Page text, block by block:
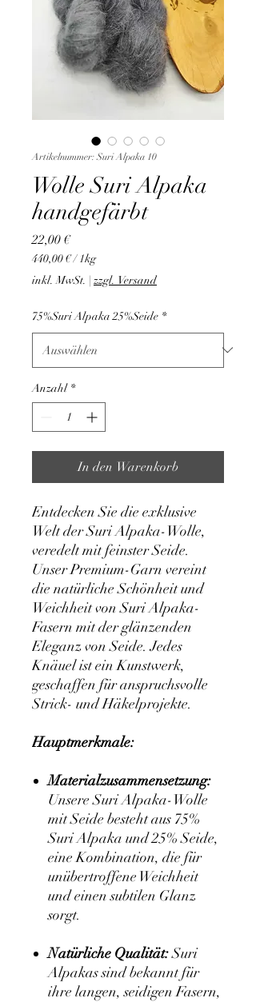
Artikelnummer: Suri Alpaka 10
Wolle Suri Alpaka
handgefärbt
22,00 €Preis
440,00 €/1kg
440,00 €
pro
Kilogramm
inkl. MwSt. | zzgl. Versand
75%Suri Alpaka 25%Seide *
Anzahl *
In den Warenkorb
Entdecken Sie die exklusive
Welt der Suri Alpaka-Wolle,
veredelt mit feinster Seide.
Unser Premium-Garn vereint
die natürliche Schönheit und
Weichheit von Suri Alpaka-
Fasern mit der glänzenden
Eleganz von Seide. Jedes
Knäuel ist ein Kunstwerk,
geschaffen für anspruchsvolle
Strick- und Häkelprojekte.
Hauptmerkmale:
Materialzusammensetzung:
Unsere Suri Alpaka-Wolle
mit Seide besteht aus 75%
Suri Alpaka und 25% Seide,
eine Kombination, die für
unübertroffene Weichheit
und einen subtilen Glanz
sorgt.
Natürliche Qualität:Suri
Alpakas sind bekannt für
ihre langen, seidigen Fasern,